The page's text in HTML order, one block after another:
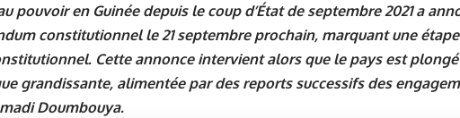
pouvoir en Guinée depuis le coup d’État de septembre 2021 a
constitutionnel le 21 septembre prochain, marquant une
Cette annonce intervient alors que le pays est
grandissante, alimentée par des reports successifs des
Doumbouya.